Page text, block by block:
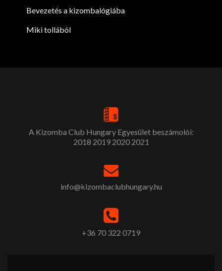
Bevezetés a kizombalógiába
Miki tollából
A Kizomba Club Hungary Egyesület beszámolói:
2018 2019 2020 2021
info@kizombaclubhungary.hu
+36 70 322 0719